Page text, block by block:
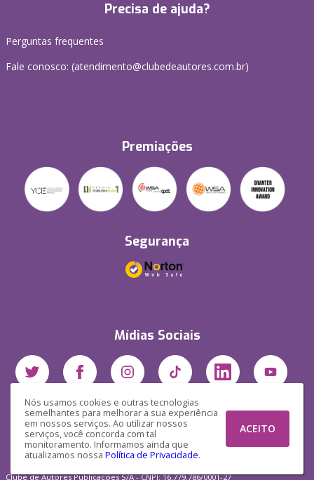
Nós usamos cookies e outras tecnologias
semelhantes para melhorar a sua experiência
em nossos serviços. Ao utilizar nossos
serviços, você concorda com tal
monitoramento. Informamos ainda que
atualizamos nossa Política de Privacidade.
ACEITO
Precisa de ajuda?
Perguntas frequentes
Fale conosco: (atendimento@clubedeautores.com.br)
Premiações
Segurança
Mídias Sociais
Clube de Autores Publicações S/A - CNPJ: 16.779.786/0001-27